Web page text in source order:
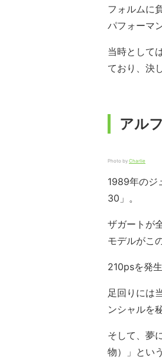
フォルムに
パフォーマ
当時として
ており、決
アル
Photo by Charlie
1989年のジ
30」。
ザガートが
モデルがこ
210psを発
足回りには
ンシャルを
そして、夢
物）」とい